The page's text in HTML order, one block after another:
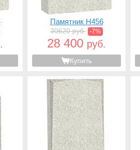
Памятник H456
30620 руб. -7%
28 400 руб.
Купить